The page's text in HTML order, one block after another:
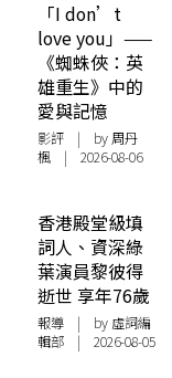
「I don’t
love you」——
《蜘蛛俠：英
雄重生》中的
愛與記憶
影評 | by周丹
楓 | 2026-08-06
香港殿堂級填
詞人、資深綠
葉演員黎彼得
逝世 享年76歲
報導 | by 虛詞編
輯部 | 2026-08-05